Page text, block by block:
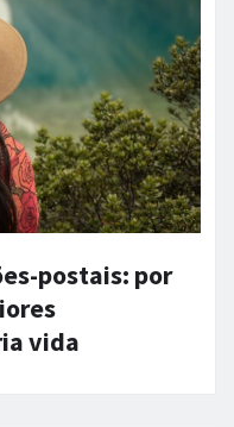
postais: por
vida